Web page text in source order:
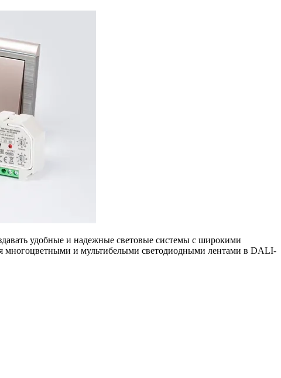
удобные и надежные световые системы с широкими
многоцветными и мультибелыми светодиодными лентами в DALI-